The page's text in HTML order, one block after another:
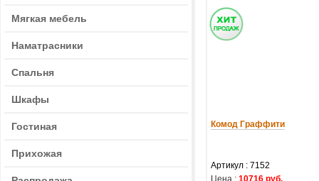
Мягкая мебель
Наматрасники
Спальня
Шкафы
Гостиная
Прихожая
Комод Граффити
Артикул : 7152
Цена : 10716 руб.